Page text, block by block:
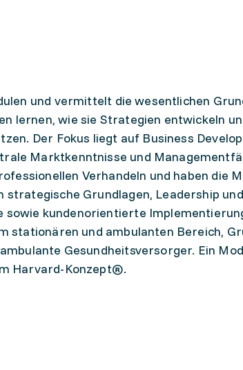
und vermittelt die wesentlichen
lernen, wie sie Strategien entwickeln
Der Fokus liegt auf Business
Marktkenntnisse und
Verhandeln und haben die
Grundlagen, Leadership und
kundenorientierte
stationären und ambulanten Bereich,
Gesundheitsversorger. Ein
Harvard-Konzept®.